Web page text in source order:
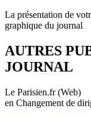
La présentation de
graphique du journal
AUTRES
JOURNAL
Le Parisien.fr (Web)
en Changement de